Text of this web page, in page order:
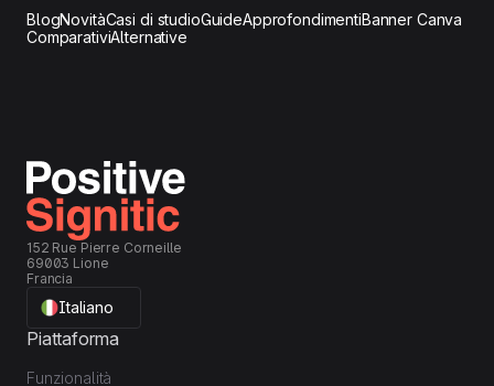
BlogNovitàCasi di studioGuideApprofondimentiBanner Canva
ComparativiAlternative
152 Rue Pierre Corneille
69003 Lione
Francia
Italiano
Piattaforma
Funzionalità